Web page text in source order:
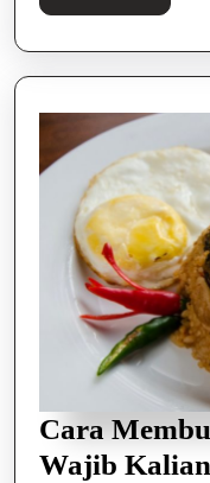
More
Cara
Wajib